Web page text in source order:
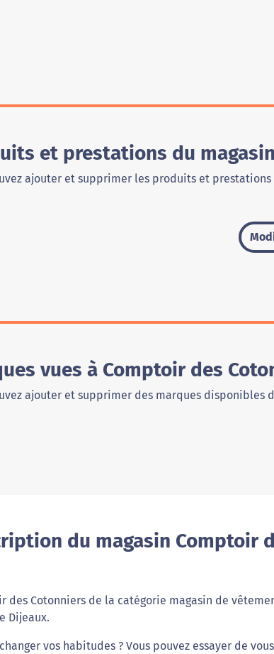
et prestations du
ajouter et supprimer les produits et
vues à Comptoir des
ajouter et supprimer des marques disponibles
du magasin Comptoir
des Cotonniers de la catégorie magasin de
Dijeaux.
vos habitudes ? Vous pouvez essayer de